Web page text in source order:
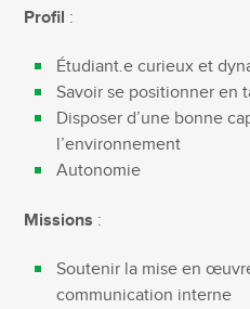
Profil :
Étudiant.e curieux et
Savoir se positionner en
Disposer d’une bonne
l’environnement
Autonomie
Missions :
Soutenir la mise en
communication interne